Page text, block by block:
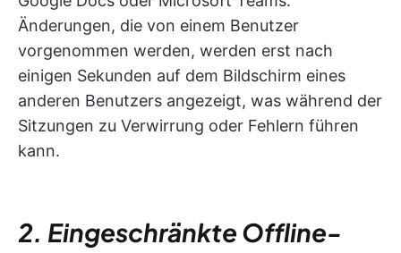
Änderungen, die von einem Benutzer
vorgenommen werden, werden erst nach
einigen Sekunden auf dem Bildschirm eines
anderen Benutzers angezeigt, was während der
Sitzungen zu Verwirrung oder Fehlern führen
kann.
2. Eingeschränkte Offline-